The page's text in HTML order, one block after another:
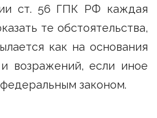
ст. 56 ГПК РФ каждая
те обстоятельства,
как на основания
возражений, если иное
законом.